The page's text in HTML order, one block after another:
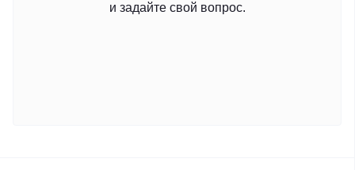
и задайте свой вопрос.